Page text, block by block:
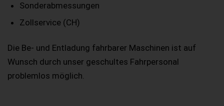
Sonderabmessungen
Zollservice (CH)
Die Be- und Entladung fahrbarer Maschinen ist auf
Wunsch durch unser geschultes Fahrpersonal
problemlos möglich.